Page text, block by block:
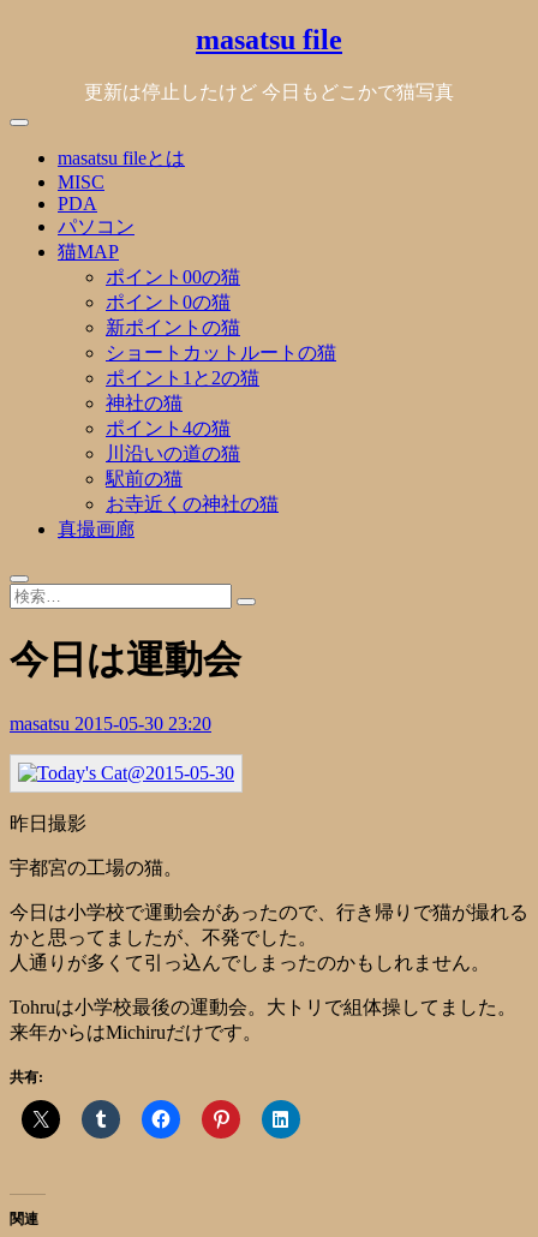
masatsu file
更新は停止したけど 今日もどこかで猫写真
masatsu fileとは
MISC
PDA
パソコン
猫MAP
ポイント00の猫
ポイント0の猫
新ポイントの猫
ショートカットルートの猫
ポイント1と2の猫
神社の猫
ポイント4の猫
川沿いの道の猫
駅前の猫
お寺近くの神社の猫
真撮画廊
今日は運動会
masatsu 2015-05-30 23:20
昨日撮影
宇都宮の工場の猫。
今日は小学校で運動会があったので、行き帰りで猫が撮れる
かと思ってましたが、不発でした。
人通りが多くて引っ込んでしまったのかもしれません。
Tohruは小学校最後の運動会。大トリで組体操してました。
来年からはMichiruだけです。
共有:
関連